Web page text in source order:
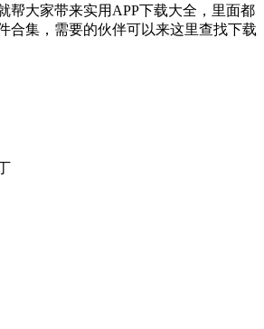
帮大家带来实用APP下载大全，里面都
合集，需要的伙伴可以来这里查找下载